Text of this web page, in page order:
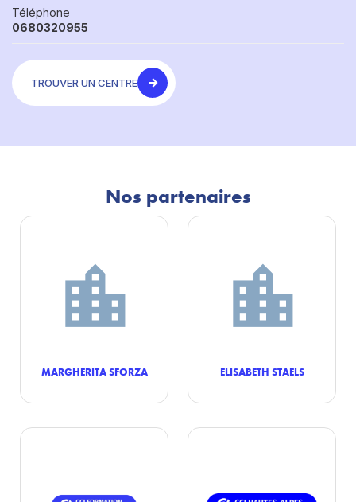
Téléphone
0680320955
TROUVER UN CENTRE
Nos partenaires
MARGHERITA SFORZA ELISABETH STAELS